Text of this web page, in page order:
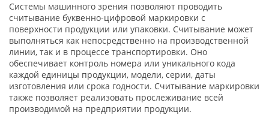
Системы машинного зрения позволяют проводить
cчитывание буквенно-цифровой маркировки с
поверхности продукции или упаковки. Считывание может
выполняться как непосредственно на производственной
линии, так и в процессе транспортировки. Оно
обеспечивает контроль номера или уникального кода
каждой единицы продукции, модели, серии, даты
изготовления или срока годности. Считывание маркировки
также позволяет реализовать прослеживание всей
производимой на предприятии продукции.